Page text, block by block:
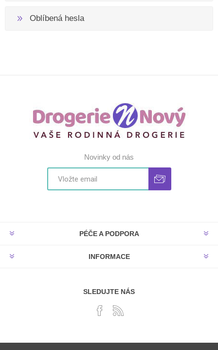
Oblíbená hesla
Novinky od nás
PÉČE A PODPORA
INFORMACE
SLEDUJTE NÁS